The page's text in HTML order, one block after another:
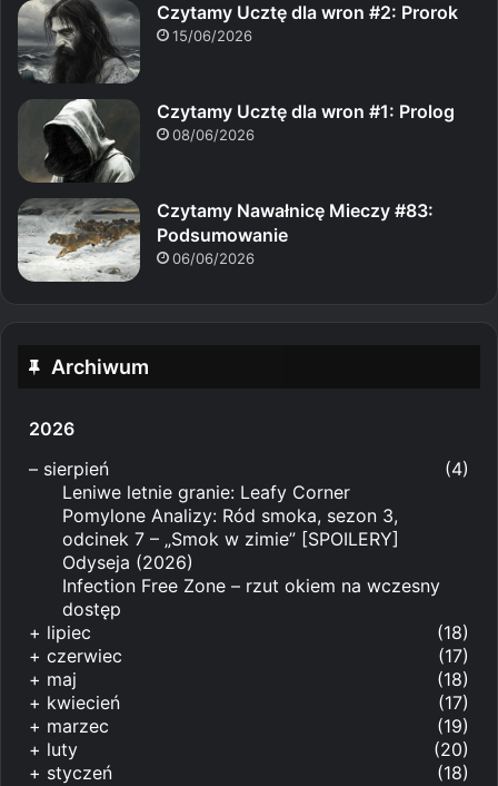
Czytamy Ucztę dla wron #2: Prorok
15/06/2026
Czytamy Ucztę dla wron #1: Prolog
08/06/2026
Czytamy Nawałnicę Mieczy #83:
Podsumowanie
06/06/2026
Archiwum
2026
– sierpień
(4)
Leniwe letnie granie: Leafy Corner
Pomylone Analizy: Ród smoka, sezon 3,
odcinek 7 – „Smok w zimie” [SPOILERY]
Odyseja (2026)
Infection Free Zone – rzut okiem na wczesny
dostęp
+ lipiec
(18)
+ czerwiec
(17)
+ maj
(18)
+ kwiecień
(17)
+ marzec
(19)
+ luty
(20)
+ styczeń
(18)